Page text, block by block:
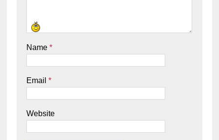
Name *
Email *
Website